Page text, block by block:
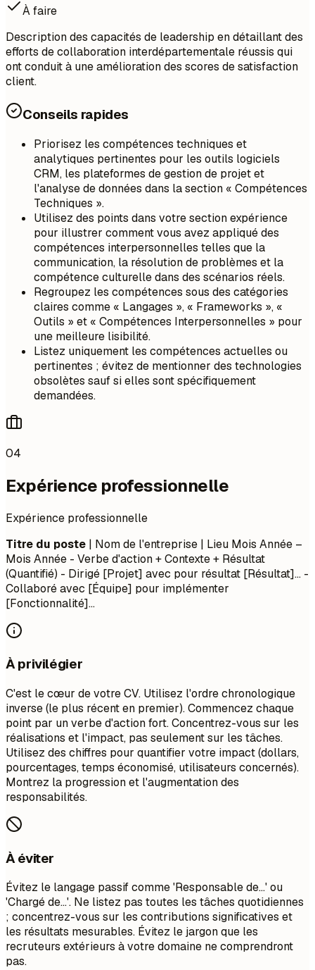
À faire
Description des capacités de leadership en détaillant des
efforts de collaboration interdépartementale réussis qui
ont conduit à une amélioration des scores de satisfaction
client.
Conseils rapides
Priorisez les compétences techniques et
analytiques pertinentes pour les outils logiciels
CRM, les plateformes de gestion de projet et
l'analyse de données dans la section « Compétences
Techniques ».
Utilisez des points dans votre section expérience
pour illustrer comment vous avez appliqué des
compétences interpersonnelles telles que la
communication, la résolution de problèmes et la
compétence culturelle dans des scénarios réels.
Regroupez les compétences sous des catégories
claires comme « Langages », « Frameworks », «
Outils » et « Compétences Interpersonnelles » pour
une meilleure lisibilité.
Listez uniquement les compétences actuelles ou
pertinentes ; évitez de mentionner des technologies
obsolètes sauf si elles sont spécifiquement
demandées.
04
Expérience professionnelle
Expérience professionnelle
Titre du poste | Nom de l'entreprise | Lieu Mois Année –
Mois Année - Verbe d'action + Contexte + Résultat
(Quantifié) - Dirigé [Projet] avec pour résultat [Résultat]... -
Collaboré avec [Équipe] pour implémenter
[Fonctionnalité]...
À privilégier
C'est le cœur de votre CV. Utilisez l'ordre chronologique
inverse (le plus récent en premier). Commencez chaque
point par un verbe d'action fort. Concentrez-vous sur les
réalisations et l'impact, pas seulement sur les tâches.
Utilisez des chiffres pour quantifier votre impact (dollars,
pourcentages, temps économisé, utilisateurs concernés).
Montrez la progression et l'augmentation des
responsabilités.
À éviter
Évitez le langage passif comme 'Responsable de...' ou
'Chargé de...'. Ne listez pas toutes les tâches quotidiennes
; concentrez-vous sur les contributions significatives et
les résultats mesurables. Évitez le jargon que les
recruteurs extérieurs à votre domaine ne comprendront
pas.